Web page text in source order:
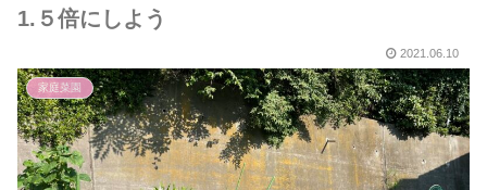
1.５倍にしよう
2021.06.10
家庭菜園